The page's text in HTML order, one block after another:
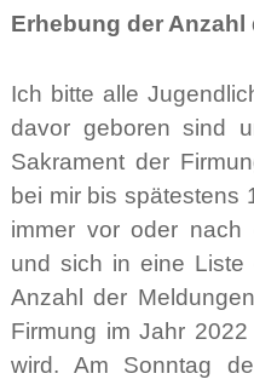
Erhebung der
Ich bitte alle
davor geboren sind
Sakrament der
bei mir bis spätestens
immer vor oder
und sich in eine Liste
Anzahl der
Firmung im Jahr
wird. Am Sonntag